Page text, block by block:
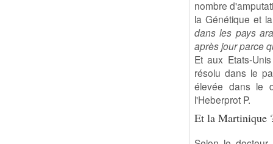
nombre
la Génétique et
dans les pays
après jour parce
Et aux Etats-
résolu dans le
élevée dans le
l'Heberprot P.
Et la Martinique